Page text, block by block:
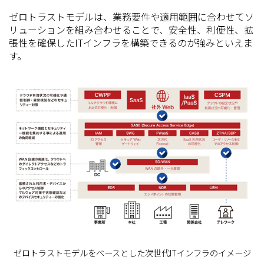
ゼロトラストモデルは、業務要件や適用範囲に合わせてソ
リューションを組み合わせることで、安全性、利便性、拡
張性を確保したITインフラを構築できるのが強みといえま
す。
ゼロトラストモデルをベースとした次世代ITインフラのイメージ